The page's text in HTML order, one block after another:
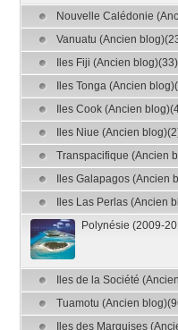
Nouvelle Calédonie
Vanuatu (Ancien
Iles Fiji (Ancien blog)(33)
Iles Tonga (Ancien
Iles Cook (Ancien
Iles Niue (Ancien
Transpacifique (Ancien
Iles Galapagos (Ancien
Iles Las Perlas (Ancien
Polynésie (2009-
Iles de la Société
Tuamotu (Ancien
Iles des Marquises